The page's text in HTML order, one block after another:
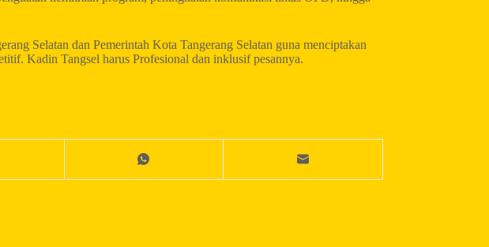
Selatan dan Pemerintah Kota Tangerang Selatan guna menciptakan
Kadin Tangsel harus Profesional dan inklusif pesannya.